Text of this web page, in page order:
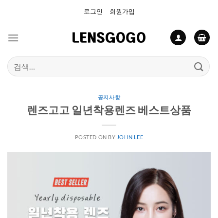
로그인 회원가입
검
색:
공지사항
렌즈고고 일년착용렌즈 베스트상품
POSTED ON BY JOHN LEE